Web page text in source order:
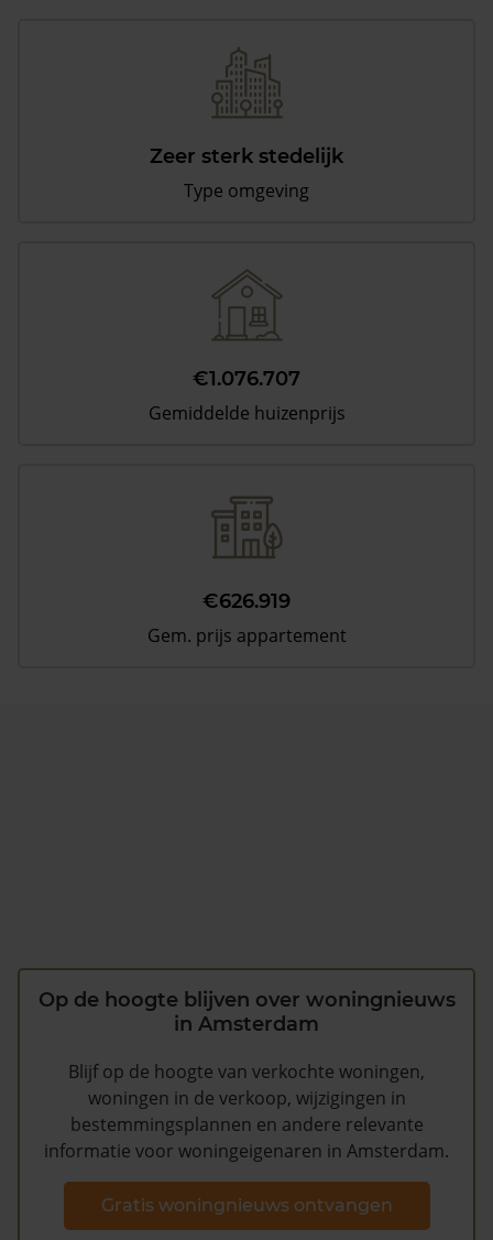
Zeer sterk stedelijk
Type omgeving
€1.076.707
Gemiddelde huizenprijs
€626.919
Gem. prijs appartement
Op de hoogte blijven over woningnieuws
in Amsterdam
Blijf op de hoogte van verkochte woningen,
woningen in de verkoop, wijzigingen in
bestemmingsplannen en andere relevante
informatie voor woningeigenaren in Amsterdam.
Gratis woningnieuws ontvangen